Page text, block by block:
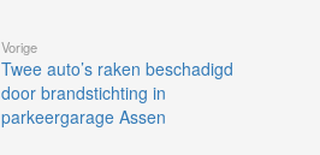
Vorige
Twee auto’s raken beschadigd
door brandstichting in
parkeergarage Assen